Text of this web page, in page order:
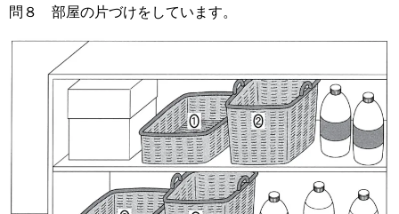
問８ 部屋の片づけをしています。